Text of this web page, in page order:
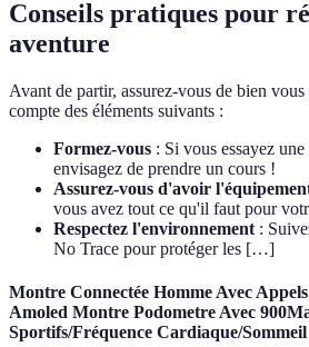
Conseils pratiques pour
aventure
Avant de partir, assurez-vous de bien
compte des éléments suivants :
Formez-vous : Si vous essayez
envisagez de prendre un cours !
Assurez-vous d'avoir
vous avez tout ce qu'il faut pour
Respectez l'environnement :
No Trace pour protéger les […]
Montre Connectée Homme Avec
Amoled Montre Podometre Avec
Sportifs/Fréquence Cardiaque/Sommeil